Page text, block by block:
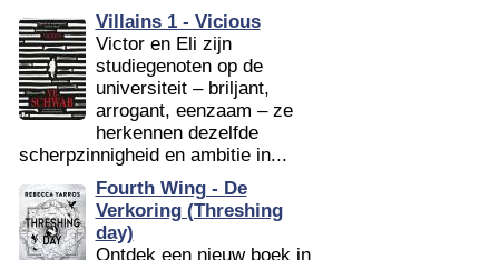
Villains 1 - Vicious
Victor en Eli zijn
studiegenoten op de
universiteit – briljant,
arrogant, eenzaam – ze
herkennen dezelfde
scherpzinnigheid en ambitie in...
Fourth Wing - De
Verkoring (Threshing
day)
Ontdek een nieuw boek in